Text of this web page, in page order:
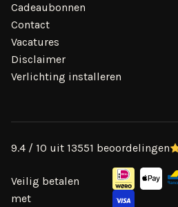
Cadeaubonnen
Contact
Vacatures
Disclaimer
Verlichting installeren
9.4 / 10 uit 13551 beoordelingen
Veilig betalen
met